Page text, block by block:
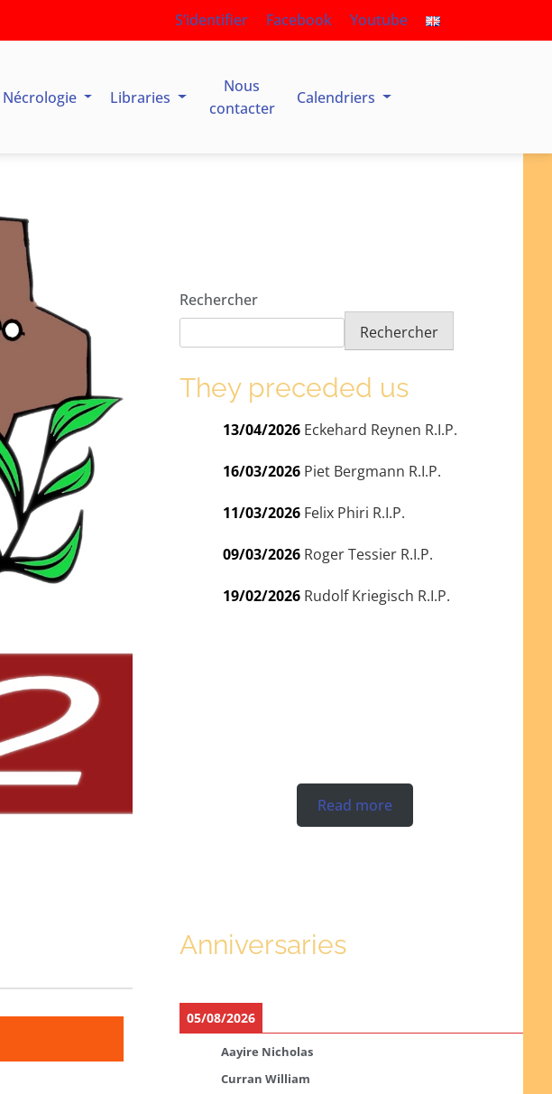
S’identifier Facebook Youtube
Nécrologie Libraries
Nous
contacter
Calendriers
Rechercher
Rechercher
They preceded us
13/04/2026 Eckehard Reynen R.I.P.
16/03/2026 Piet Bergmann R.I.P.
11/03/2026 Felix Phiri R.I.P.
09/03/2026 Roger Tessier R.I.P.
19/02/2026 Rudolf Kriegisch R.I.P.
Read more
Anniversaries
05/08/2026
Aayire Nicholas
Curran William